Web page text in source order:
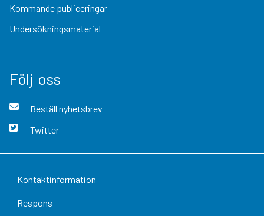
Kommande publiceringar
Undersökningsmaterial
Följ oss
Beställ nyhetsbrev
Twitter
Kontaktinformation
Respons